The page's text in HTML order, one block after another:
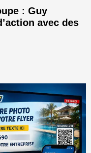
: Guy
avec des